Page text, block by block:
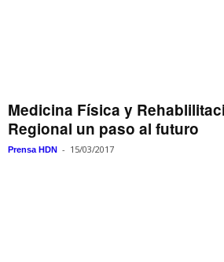
Medicina Física y
Regional un paso al futuro
Prensa HDN - 15/03/2017